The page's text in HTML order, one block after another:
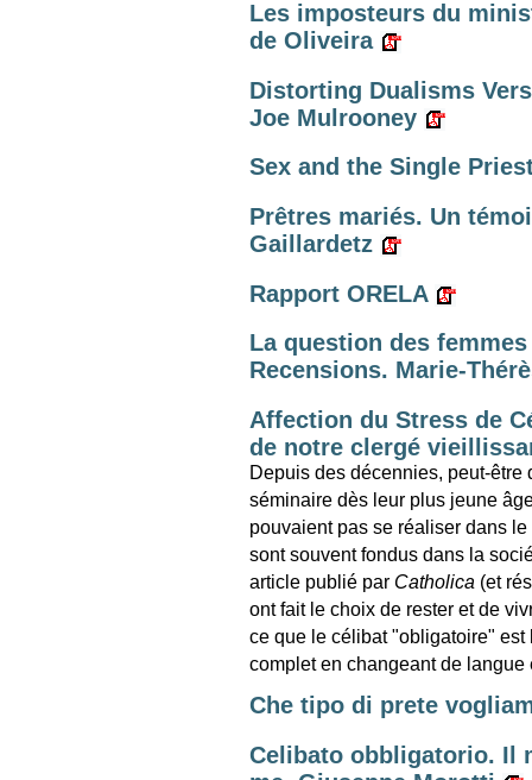
Les imposteurs du
de Oliveira
Distorting Dualisms
Joe Mulrooney
Sex and the Single
Prêtres mariés. Un
Gaillardetz
Rapport ORELA
La question des
Recensions. Marie-
Affection du Stress de
de notre clergé
Depuis des décennies, peut-
séminaire dès leur plus jeune
pouvaient pas se réaliser dans
sont souvent fondus dans la
article publié par Catholica (et
ont fait le choix de rester et de
ce que le célibat "obligatoire"
complet en changeant de langue
Che tipo di prete
Celibato obbligatorio. Il